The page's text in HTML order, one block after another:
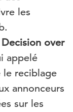
les
over
appelé
le reciblage
annonceurs
sur les